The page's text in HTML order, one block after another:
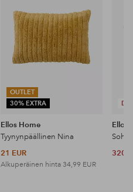
OUTLET
30% EXTRA
Ellos Home
Tyynynpäällinen Nina
21 EUR
Alkuperäinen hinta 34,99 EUR
Ellos
320